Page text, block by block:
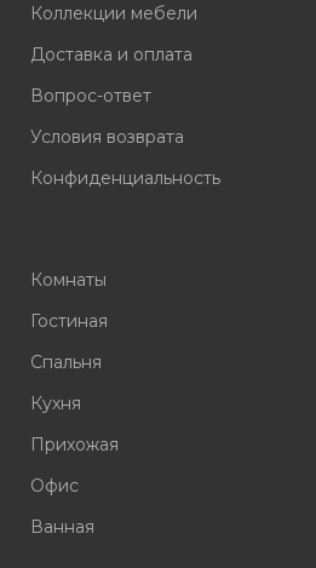
Коллекции мебели
Доставка и оплата
Вопрос-ответ
Условия возврата
Конфиденциальность
Комнаты
Гостиная
Спальня
Кухня
Прихожая
Офис
Ванная